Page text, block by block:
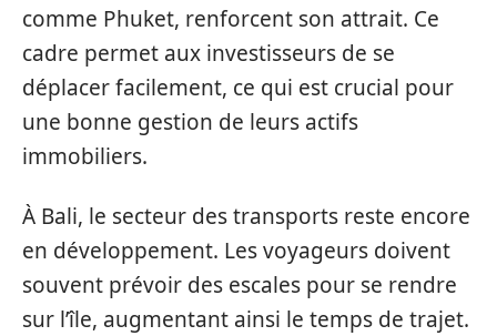
comme Phuket, renforcent son attrait. Ce
cadre permet aux investisseurs de se
déplacer facilement, ce qui est crucial pour
une bonne gestion de leurs actifs
immobiliers.
À Bali, le secteur des transports reste encore
en développement. Les voyageurs doivent
souvent prévoir des escales pour se rendre
sur l’île, augmentant ainsi le temps de trajet.